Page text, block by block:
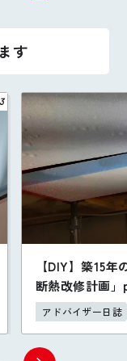
す
【DIY】築15
断熱改修計画
アドバイザー日誌